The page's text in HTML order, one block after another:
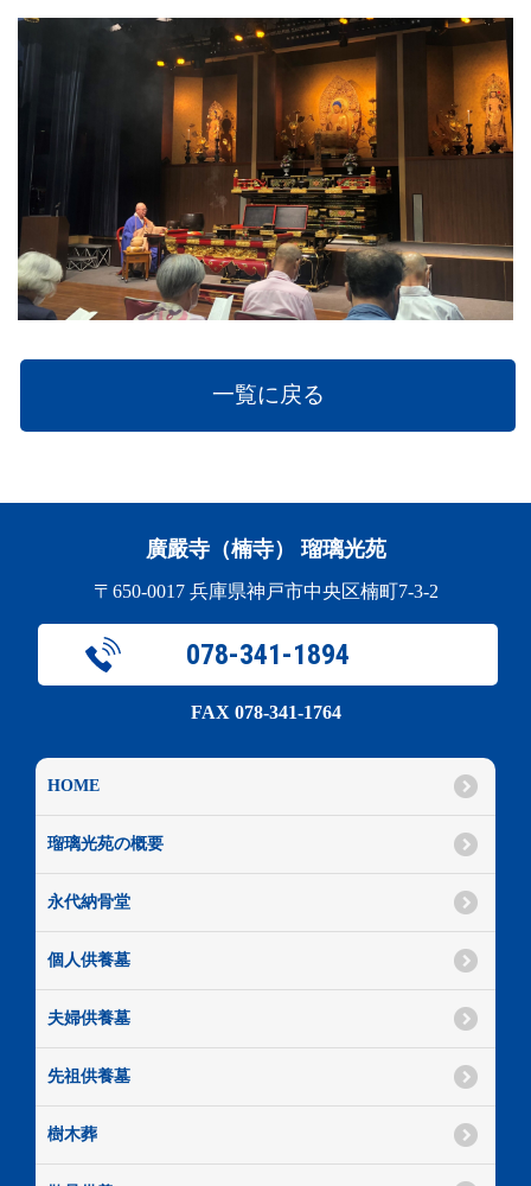
一覧に戻る
廣嚴寺（楠寺） 瑠璃光苑
〒650-0017 兵庫県神戸市中央区楠町7-3-2
078-341-1894
FAX 078-341-1764
HOME
瑠璃光苑の概要
永代納骨堂
個人供養墓
夫婦供養墓
先祖供養墓
樹木葬